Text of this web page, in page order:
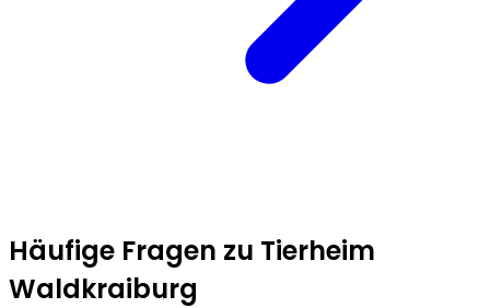
Häufige Fragen zu Tierheim
Waldkraiburg